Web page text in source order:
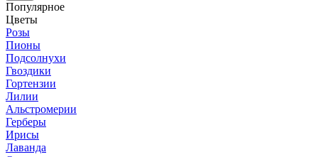
Популярное
Цветы
Розы
Пионы
Подсолнухи
Гвоздики
Гортензии
Лилии
Альстромерии
Герберы
Ирисы
Лаванда